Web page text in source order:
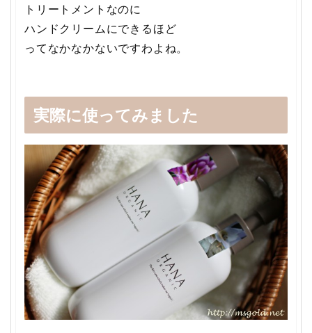
トリートメントなのに
ハンドクリームにできるほど
ってなかなかないですわよね。
実際に使ってみました